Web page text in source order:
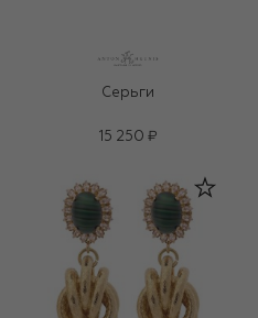
Серьги
15 250 ₽